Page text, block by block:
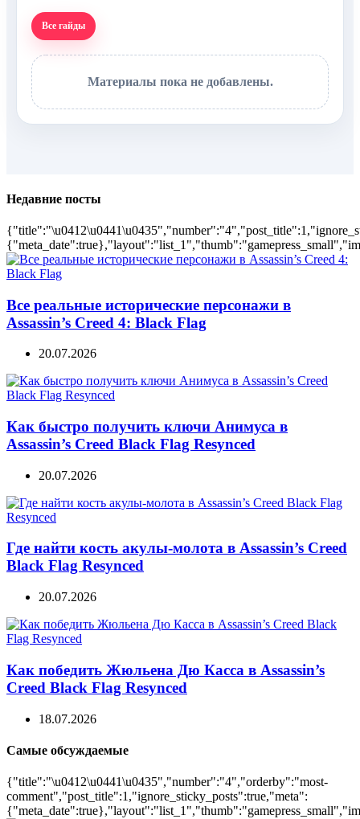
Все гайды
Материалы пока не добавлены.
Недавние посты
Все реальные исторические персонажи в
Assassin’s Creed 4: Black Flag
20.07.2026
Как быстро получить ключи Анимуса в
Assassin’s Creed Black Flag Resynced
20.07.2026
Где найти кость акулы-молота в Assassin’s Creed
Black Flag Resynced
20.07.2026
Как победить Жюльена Дю Касса в Assassin’s
Creed Black Flag Resynced
18.07.2026
Самые обсуждаемые
{"title":"\u0412\u0441\u0435","number":"4","orderby":"most-
comment","post_title":1,"ignore_sticky_posts":true,"meta":